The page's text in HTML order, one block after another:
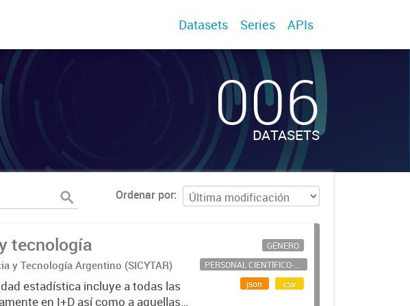
Datasets Series APIs
006
DATASETS
Ordenar por
tecnología
y Tecnología Argentino (SICYTAR)
estadística incluye a todas las
en I+D así como a aquellas
GÉNERO
PERSONAL CIENTÍFICO-TECNOLÓGICO
json
csv